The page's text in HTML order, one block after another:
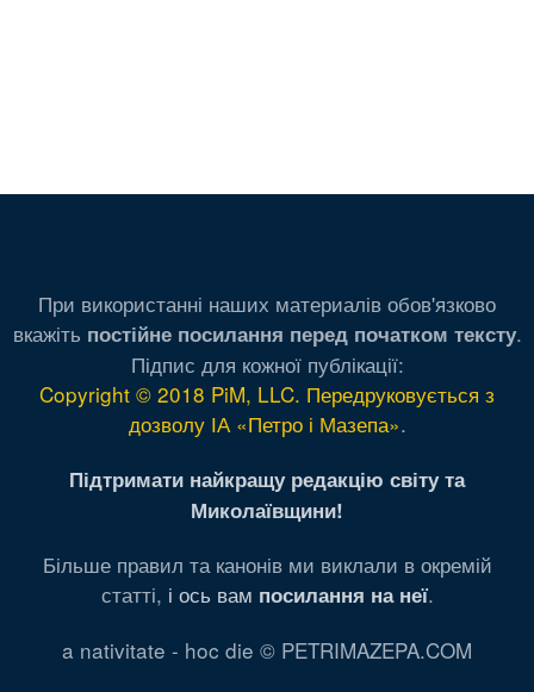
При використанні наших материалів обов'язково
вкажіть постійне посилання перед початком тексту.
Підпис для кожної публікації:
Copyright © 2018 PiM, LLC. Передруковується з
дозволу ІА «Петро і Мазепа».
Підтримати найкращу редакцію світу та
Миколаївщини!
Більше правил та канонів ми виклали в окремій
статті, і ось вам посилання на неї.
a nativitate - hoc die © PETRIMAZEPA.COM